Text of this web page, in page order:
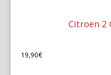
Citroen 2
19,90€